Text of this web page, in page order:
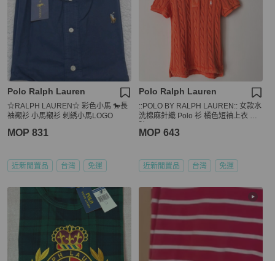
Polo Ralph Lauren
☆RALPH LAUREN☆ 彩色小馬 🐎長
袖襯衫 小馬襯衫 刺綉小馬LOGO
MOP 831
近新閒置品 台灣 免運
Polo Ralph Lauren
::POLO BY RALPH LAUREN:: 女款水
洗棉麻針織 Polo 衫 橘色短袖上衣 M
MOP 643
近新閒置品 台灣 免運